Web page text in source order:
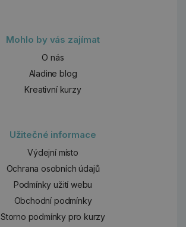
Mohlo by vás zajímat
O nás
Aladine blog
Kreativní kurzy
Užitečné informace
Výdejní místo
Ochrana osobních údajů
Podmínky užití webu
Obchodní podmínky
Storno podmínky pro kurzy